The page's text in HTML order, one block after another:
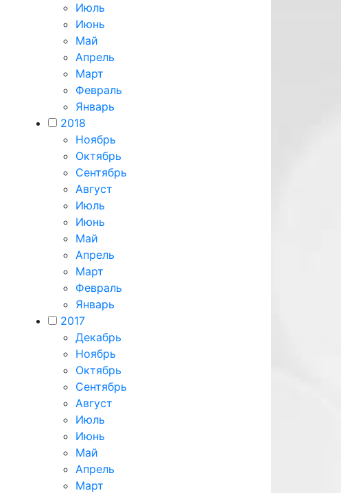
Июль
Июнь
Май
Апрель
Март
Февраль
Январь
2018
Ноябрь
Октябрь
Сентябрь
Август
Июль
Июнь
Май
Апрель
Март
Февраль
Январь
2017
Декабрь
Ноябрь
Октябрь
Сентябрь
Август
Июль
Июнь
Май
Апрель
Март